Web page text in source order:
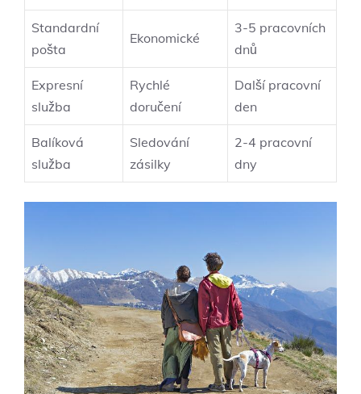
Standardní
pošta
Ekonomické
3-5 pracovních
dnů
Expresní
služba
Rychlé
doručení
Další pracovní
den
Balíková
služba
Sledování
zásilky
2-4 pracovní
dny